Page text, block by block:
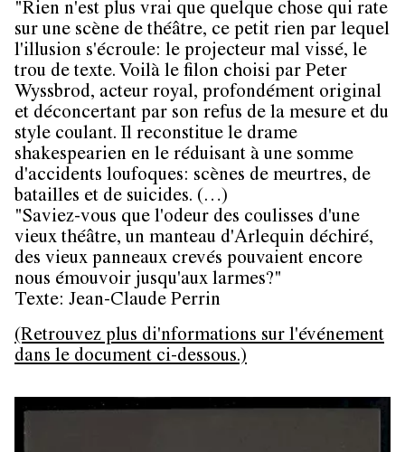
"Rien n'est plus vrai que quelque chose qui rate
sur une scène de théâtre, ce petit rien par lequel
l'illusion s'écroule: le projecteur mal vissé, le
trou de texte. Voilà le filon choisi par Peter
Wyssbrod, acteur royal, profondément original
et déconcertant par son refus de la mesure et du
style coulant. Il reconstitue le drame
shakespearien en le réduisant à une somme
d'accidents loufoques: scènes de meurtres, de
batailles et de suicides. (…)
"Saviez-vous que l'odeur des coulisses d'une
vieux théâtre, un manteau d'Arlequin déchiré,
des vieux panneaux crevés pouvaient encore
nous émouvoir jusqu'aux larmes?"
Texte: Jean-Claude Perrin
(Retrouvez plus di'nformations sur l'événement
dans le document ci-dessous.)